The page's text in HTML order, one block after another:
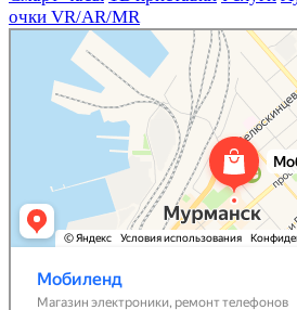
очки VR/AR/MR
Мобиленд
Магазин электроники в Мурманске